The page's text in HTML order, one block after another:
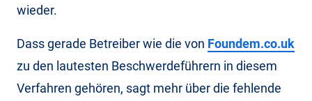
wieder.
Dass gerade Betreiber wie die von Foundem.co.uk
zu den lautesten Beschwerdeführern in diesem
Verfahren gehören, sagt mehr über die fehlende